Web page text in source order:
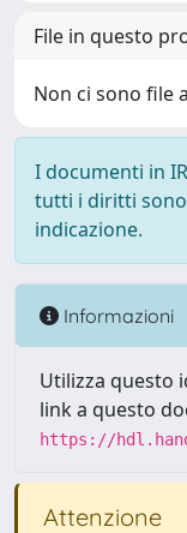
File in questo
Non ci sono file
I documenti in
tutti i diritti
indicazione.
Informazioni
Utilizza questo
link a questo
https://
Attenzione